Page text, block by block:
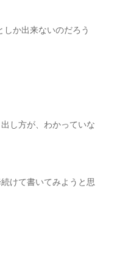
か出来ないのだろう
し方が、わかっていな
けて書いてみようと思